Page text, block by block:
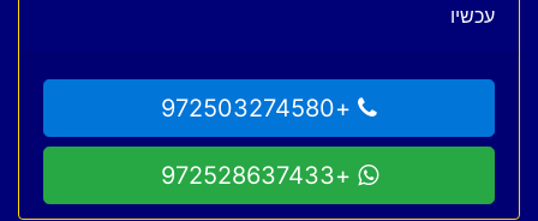
עכשיו
+972503274580
+972528637433